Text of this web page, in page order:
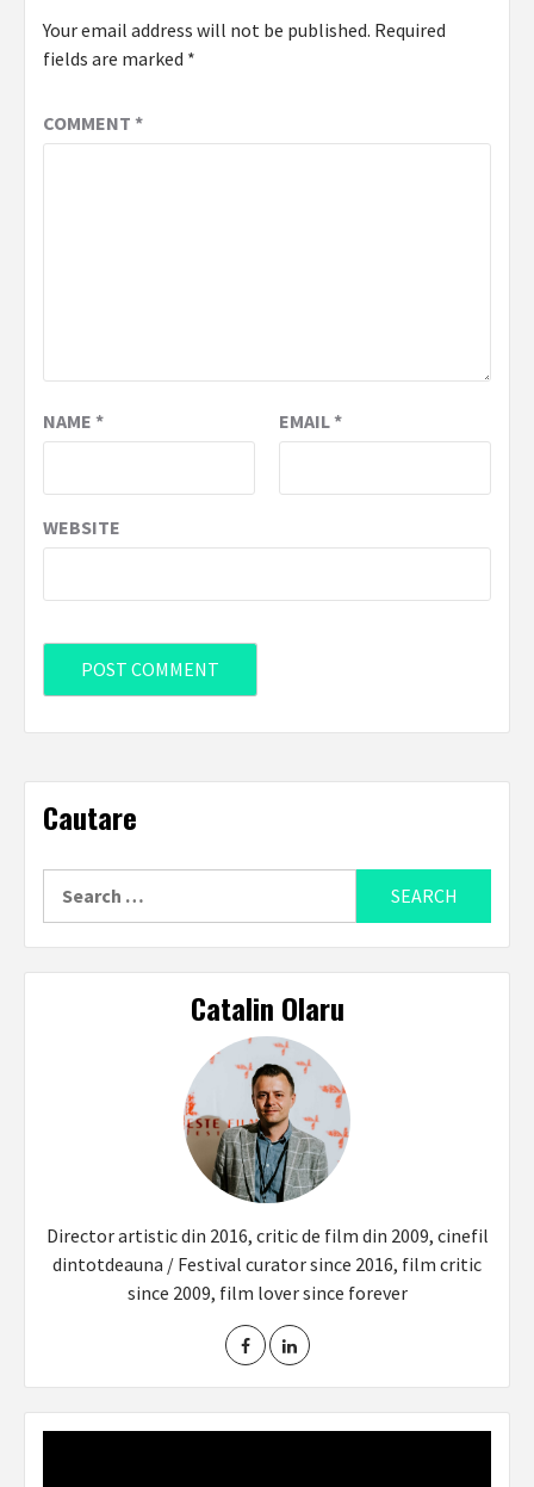
Your email address will not be published. Required
fields are marked *
COMMENT *
NAME * EMAIL*
WEBSITE
Cautare
for:
Catalin Olaru
Director artistic din 2016, critic de film din 2009, cinefil
dintotdeauna / Festival curator since 2016, film critic
since 2009, film lover since forever